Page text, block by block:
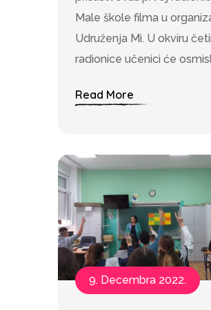
Male škole filma u
Udruženja Mi. U okviru
radionice učenici će
Read More
9. Decembra 2022.